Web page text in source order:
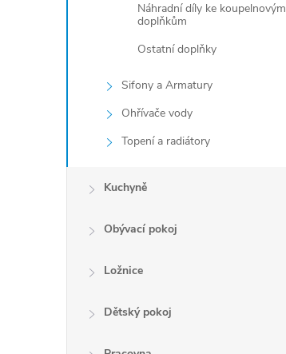
Náhradní díly ke koupelnovým
doplňkům
Ostatní doplňky
Sifony a Armatury
Ohřívače vody
Topení a radiátory
Kuchyně
Obývací pokoj
Ložnice
Dětský pokoj